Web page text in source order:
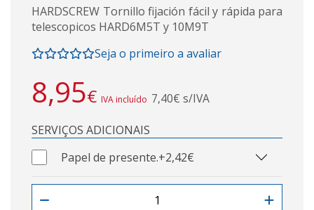
HARDSCREW Tornillo fijación fácil y rápida para
telescopicos HARD6M5T y 10M9T
Seja o primeiro a avaliar
8,95€ IVA incluído 7,40€ s/IVA
SERVIÇOS ADICIONAIS
Papel de presente.+2,42€